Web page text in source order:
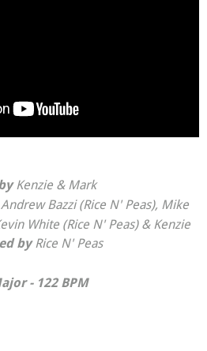
Kenzie & Mark
Bazzi (Rice N' Peas), Mike
White (Rice N' Peas) & Kenzie
byRice N' Peas
- 122 BPM